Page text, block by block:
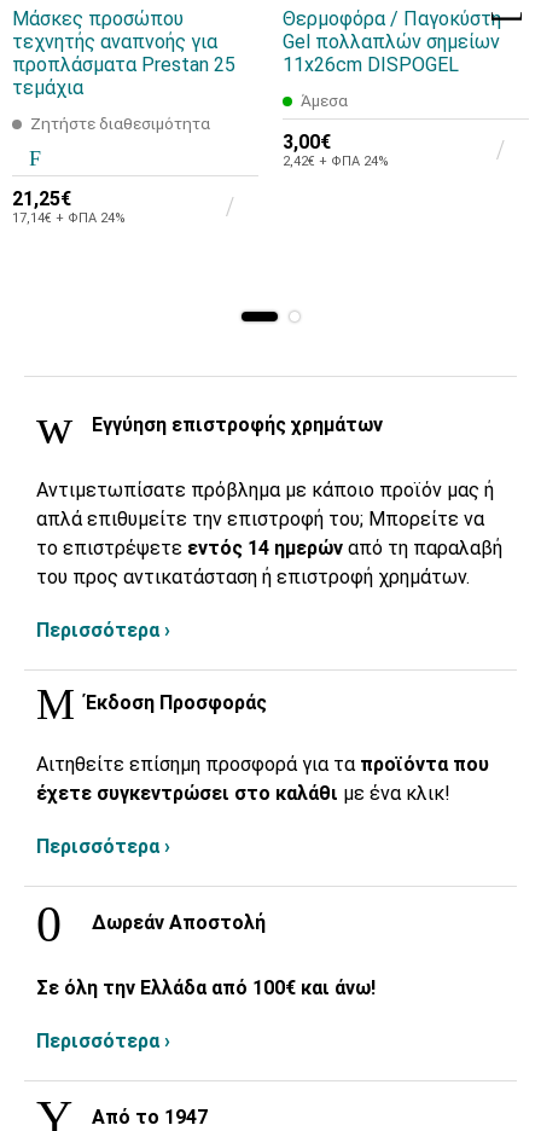
Μάσκες προσώπου
τεχνητής αναπνοής για
προπλάσματα Prestan 25
τεμάχια
Ζητήστε διαθεσιμότητα
21,25€
17,14€ + ΦΠΑ 24%
Θερμοφόρα / Παγοκύστη
Gel πολλαπλών σημείων
11x26cm DISPOGEL
Άμεσα
3,00€
2,42€ + ΦΠΑ 24%
Εγγύηση επιστροφής χρημάτων
Αντιμετωπίσατε πρόβλημα με κάποιο προϊόν μας ή
απλά επιθυμείτε την επιστροφή του; Μπορείτε να
το επιστρέψετε εντός 14 ημερών από τη παραλαβή
του προς αντικατάσταση ή επιστροφή χρημάτων.
Περισσότερα ›
Έκδοση Προσφοράς
Αιτηθείτε επίσημη προσφορά για τα προϊόντα που
έχετε συγκεντρώσει στο καλάθι με ένα κλικ!
Περισσότερα ›
Δωρεάν Αποστολή
Σε όλη την Ελλάδα από 100€ και άνω!
Περισσότερα ›
Από το 1947